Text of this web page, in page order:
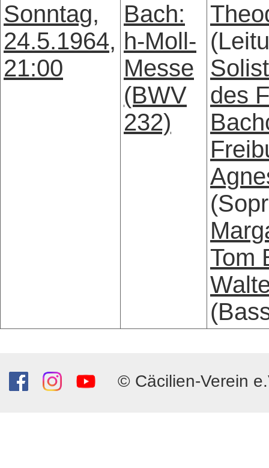
Sonntag,
24.5.1964,
21:00
Bach:
h-Moll-
Messe
(BWV
232)
des
Tom
© Cäcilien-Verein